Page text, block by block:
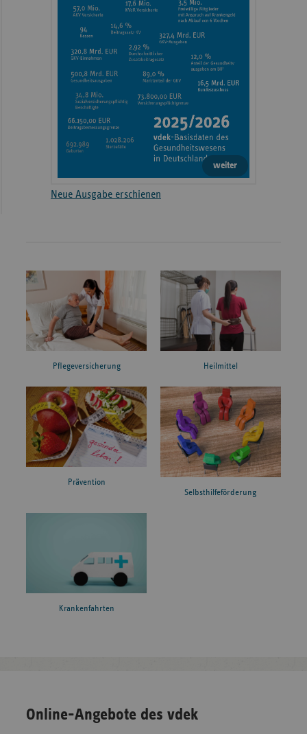
weiter
Neue Ausgabe erschienen
Pflegeversicherung Heilmittel
Prävention
Selbsthilfeförderung
Krankenfahrten
Online-Angebote des vdek